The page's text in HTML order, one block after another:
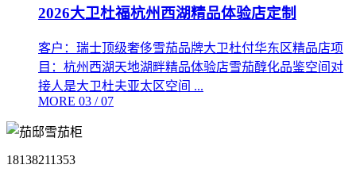
2026大卫杜福杭州西湖精品体验店定制
客户：瑞士顶级奢侈雪茄品牌大卫杜付华东区精品店项
目：杭州西湖天地湖畔精品体验店雪茄醇化品鉴空间对
接人是大卫杜夫亚太区空间 ...
MORE 03 / 07
18138211353